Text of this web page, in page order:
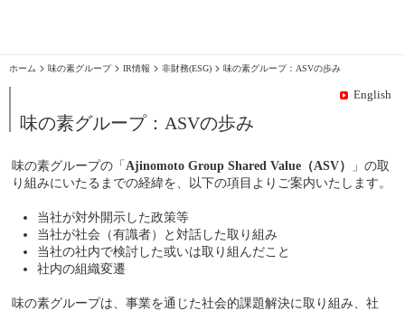
English
味の素グループ IR情報 非財務(ESG) 味の素グループ：ASVの歩み
味の素グループ：ASVの歩み
味の素グループの「 Ajinomoto Group Shared Value（ASV）
」の取
り組みにいたるまでの経緯を、以下の項目よりご案内いたします。
当社が対外開示した政策等
当社が社会（有識者）と対話した取り組み
当社の社内で検討した或いは取り組んだこと
社内の組織変遷
味の素グループは、事業を通じた社会的課題解決に取り組み、社